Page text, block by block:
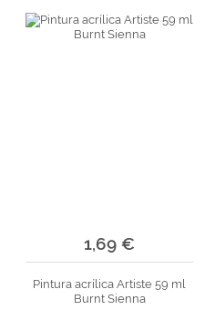
1,69 €
Pintura acrílica Artiste 59 ml
Burnt Sienna